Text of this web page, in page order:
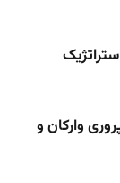
ارکان و